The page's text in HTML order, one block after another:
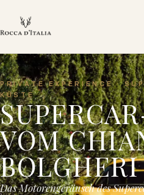
PRIVATE EXPERIENCE ·
KÜSTE
VOM
BOLGHERI
Das Motorengeräusch des